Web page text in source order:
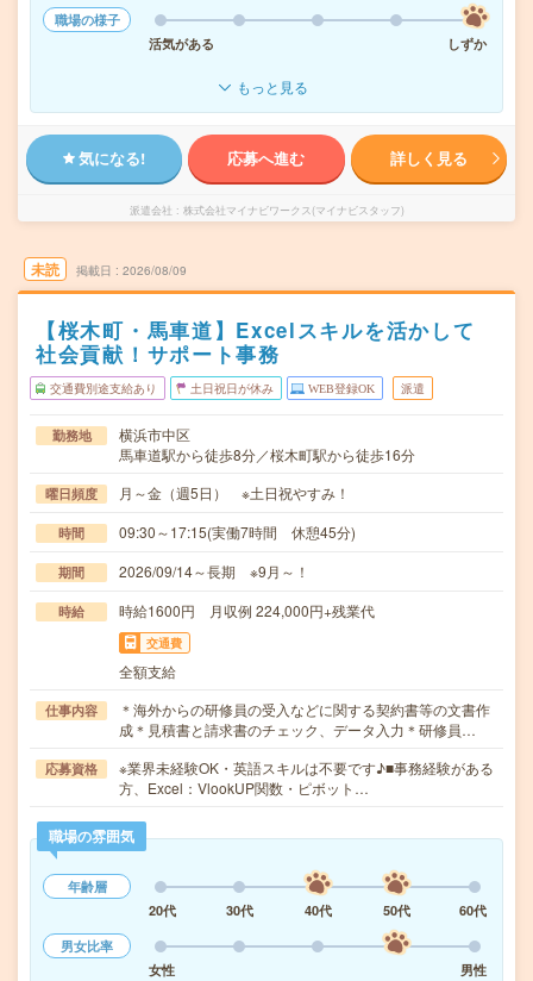
職場の様子
活気がある
しずか
もっと見る
気になる! 応募へ進む 詳しく見る
派遣会社 株式会社マイナビワークス(マイナビスタッフ)
未読 掲載日 2026/08/09
【桜木町・馬車道】Excelスキルを活かして
社会貢献！サポート事務
交通費別途支給あり 土日祝日が休み WEB登録OK 派遣
勤務地
横浜市中区
馬車道駅から徒歩8分／桜木町駅から徒歩16分
曜日頻度 月～金（週5日） ※土日祝やすみ！
時間 09:30～17:15(実働7時間 休憩45分)
期間 2026/09/14～長期 ※9月～！
時給 時給1600円 月収例 224,000円+残業代
交通費
全額支給
仕事内容
＊海外からの研修員の受入などに関する契約書等の文書作
成＊見積書と請求書のチェック、データ入力＊研修員…
応募資格
※業界未経験OK・英語スキルは不要です♪■事務経験がある
方、Excel：VlookUP関数・ピボット…
職場の雰囲気
年齢層
20代
30代 40代 50代
60代
男女比率
女性
男性